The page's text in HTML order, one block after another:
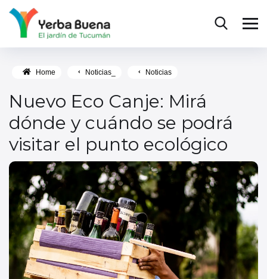
Home Noticias_ Noticias
Nuevo Eco Canje: Mirá
dónde y cuándo se podrá
visitar el punto ecológico